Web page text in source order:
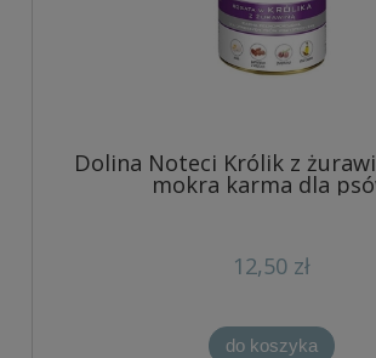
Dolina Noteci Królik z
mokra karma dla
12,50 zł
do koszyka